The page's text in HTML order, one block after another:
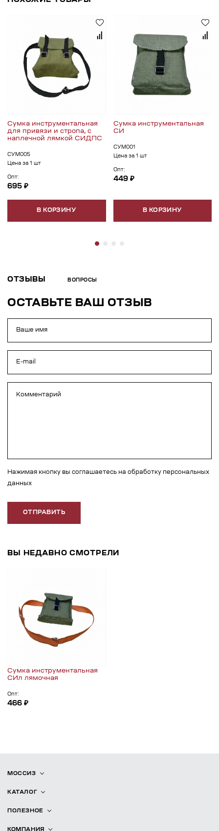
Сумка инструментальная
для привязи и стропа, с
наплечной лямкой СИДПС
СУМ005
Цена за 1 шт
Опт:
695 ₽
В КОРЗИНУ
Сумка инструментальная
СИ
СУМ001
Цена за 1 шт
Опт:
449 ₽
В КОРЗИНУ
ОТЗЫВЫ ВОПРОСЫ
ОСТАВЬТЕ ВАШ ОТЗЫВ
Нажимая кнопку вы соглашаетесь на обработку персональных
данных
ОТПРАВИТЬ
ВЫ НЕДАВНО СМОТРЕЛИ
Сумка инструментальная
СИл лямочная
Опт:
466 ₽
МОССИЗ
КАТАЛОГ
ПОЛЕЗНОЕ
КОМПАНИЯ